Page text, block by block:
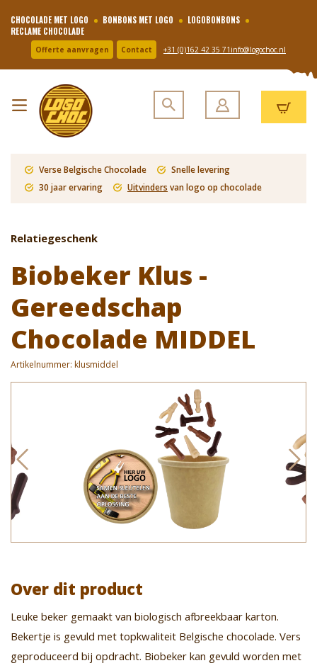
CHOCOLADE MET LOGO BONBONS MET LOGO
LOGOBONBONS
RECLAME CHOCOLADE
Offerte aanvragen Contact +31 (0)162 42 35 71 info@logochoc.nl
Verse Belgische Chocolade
Snelle levering
30 jaar ervaring
Uitvinders van logo op chocolade
Relatiegeschenk
Biobeker Klus -
Gereedschap
Chocolade MIDDEL
Artikelnummer: klusmiddel
Over dit product
Leuke beker gemaakt van biologisch afbreekbaar karton.
Bekertje is gevuld met topkwaliteit Belgische chocolade. Vers
geproduceerd bij opdracht. Biobeker kan gevuld worden met